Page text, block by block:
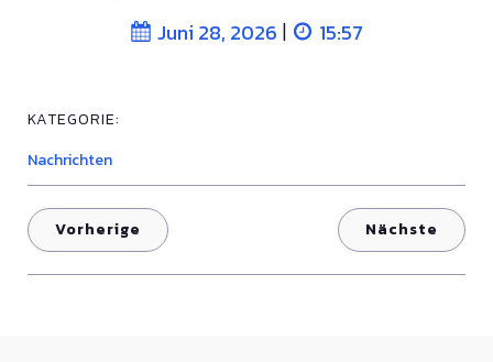
Juni 28, 2026 | 15:57
KATEGORIE:
Nachrichten
Vorherige Nächste